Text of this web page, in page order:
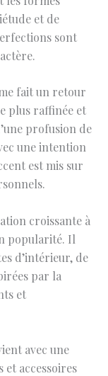
et de
sont
fait un retour
plus raffinée et
profusion de
une intention
est mis sur
croissante à
popularité. Il
d’intérieur, de
par la
et
avec une
et accessoires